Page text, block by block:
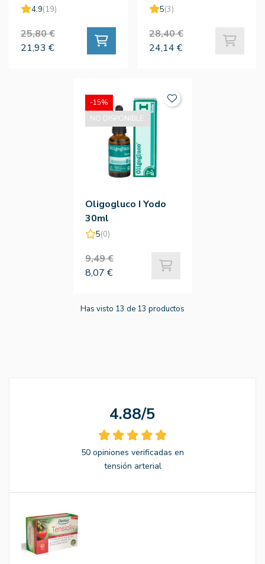
4.9(19)
25,80 €
21,93 €
5(3)
28,40 €
24,14 €
Oligogluco I Yodo
30ml
5(0)
9,49 €
8,07 €
-15%
NO DISPONIBLE.
Has visto 13 de 13 productos
4.88/5
50 opiniones verificadas en
tensión arterial